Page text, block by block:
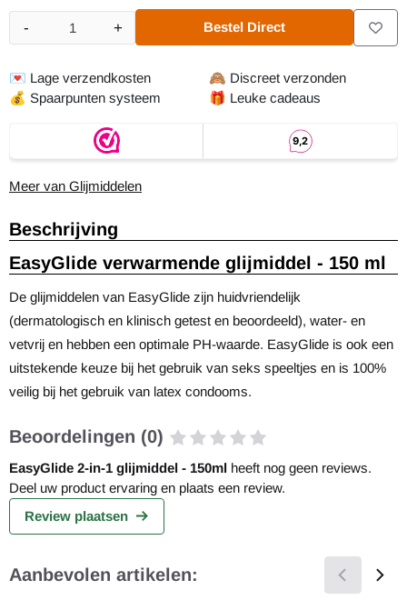
+
- Bestel Direct
💌 Lage verzendkosten 🙈 Discreet verzonden
💰 Spaarpunten systeem 🎁 Leuke cadeaus
Meer van Glijmiddelen
Beschrijving
EasyGlide verwarmende glijmiddel - 150 ml
De glijmiddelen van EasyGlide zijn huidvriendelijk
(dermatologisch en klinisch getest en beoordeeld), water- en
vetvrij en hebben een optimale PH-waarde. EasyGlide is ook een
uitstekende keuze bij het gebruik van seks speeltjes en is 100%
veilig bij het gebruik van latex condooms.
Beoordelingen (0)
EasyGlide 2-in-1 glijmiddel - 150ml heeft nog geen reviews.
Deel uw product ervaring en plaats een review.
Review plaatsen
Aanbevolen artikelen: